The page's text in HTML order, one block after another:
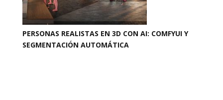
PERSONAS REALISTAS EN 3D CON AI: COMFYUI Y
SEGMENTACIÓN AUTOMÁTICA